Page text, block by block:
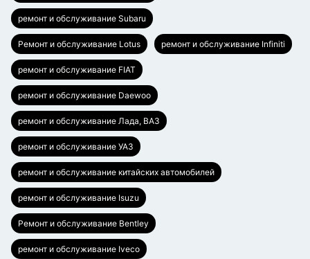
ремонт и обслуживание Subaru
Ремонт и обслуживание Lotus ремонт и обслуживание Infiniti
ремонт и обслуживание FIAT
ремонт и обслуживание Daewoo
ремонт и обслуживание Лада, ВАЗ
ремонт и обслуживание УАЗ
ремонт и обслуживание китайских автомобилей
ремонт и обслуживание Isuzu
Ремонт и обслуживание Bentley
ремонт и обслуживание Iveco